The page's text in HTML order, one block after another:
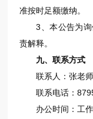
准按时足额缴纳。
3、本公告为
责解释。
九、联系方式
联系人：张老师
联系电话：
办公时间：工